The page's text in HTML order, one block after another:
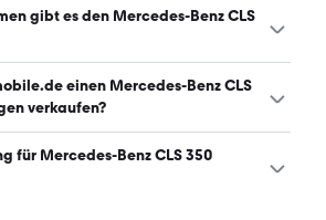
CLS 350 gibt es in folgenden Farben:
weiß, blau, rot, beige, gold, grün,
gibt es den Mercedes-Benz CLS
CLS 350 gibt es in folgenden
Coupé, Limousine und Kombi.
einen Mercedes-Benz CLS
verkaufen?
zum Verkauf an mobile.de-
per Inserat auf mobile.de gibt es
für Mercedes-Benz CLS 350